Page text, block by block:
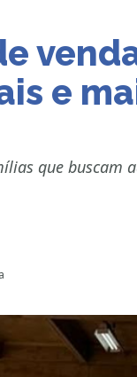
e
que buscam